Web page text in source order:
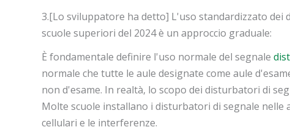
3.[Lo sviluppatore ha detto] L'uso standardizzato dei
scuole superiori del 2024 è un approccio graduale:
È fondamentale definire l'uso normale del segnale
normale che tutte le aule designate come aule
non d'esame. In realtà, lo scopo dei disturbatori di
Molte scuole installano i disturbatori di segnale
cellulari e le interferenze.